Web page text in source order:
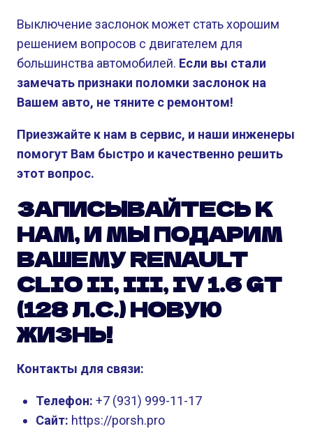
Выключение заслонок может стать хорошим
решением вопросов с двигателем для
большинства автомобилей. Если вы стали
замечать признаки поломки заслонок на
Вашем авто, не тяните с ремонтом!
Приезжайте к нам в сервис, и наши инженеры
помогут Вам быстро и качественно решить
этот вопрос.
ЗАПИСЫВАЙТЕСЬ К
НАМ, И МЫ ПОДАРИМ
ВАШЕМУ RENAULT
CLIO II, III, IV 1.6 GT
(128 Л.С.) НОВУЮ
ЖИЗНЬ!
Контакты для связи:
Телефон: +7 (931) 999-11-17
Сайт: https://porsh.pro